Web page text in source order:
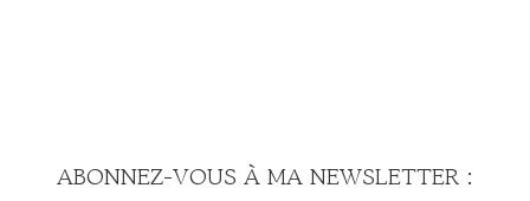
ABONNEZ-VOUS À MA NEWSLETTER :